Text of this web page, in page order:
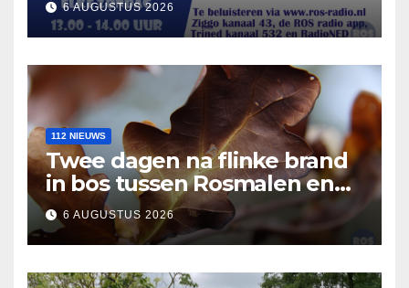
6 AUGUSTUS 2026
112 NIEUWS
Twee dagen na flinke brand
in bos tussen Rosmalen en
Nuland
6 AUGUSTUS 2026